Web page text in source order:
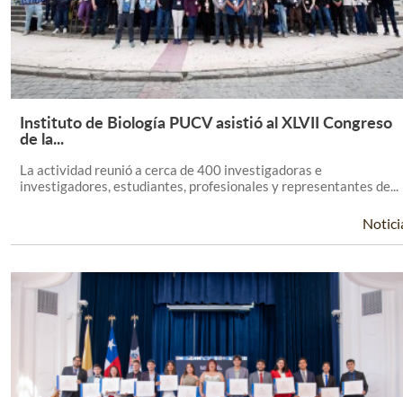
Leer Más +
Instituto de Biología PUCV asistió al XLVII Congreso
de la...
La actividad reunió a cerca de 400 investigadoras e
investigadores, estudiantes, profesionales y representantes de...